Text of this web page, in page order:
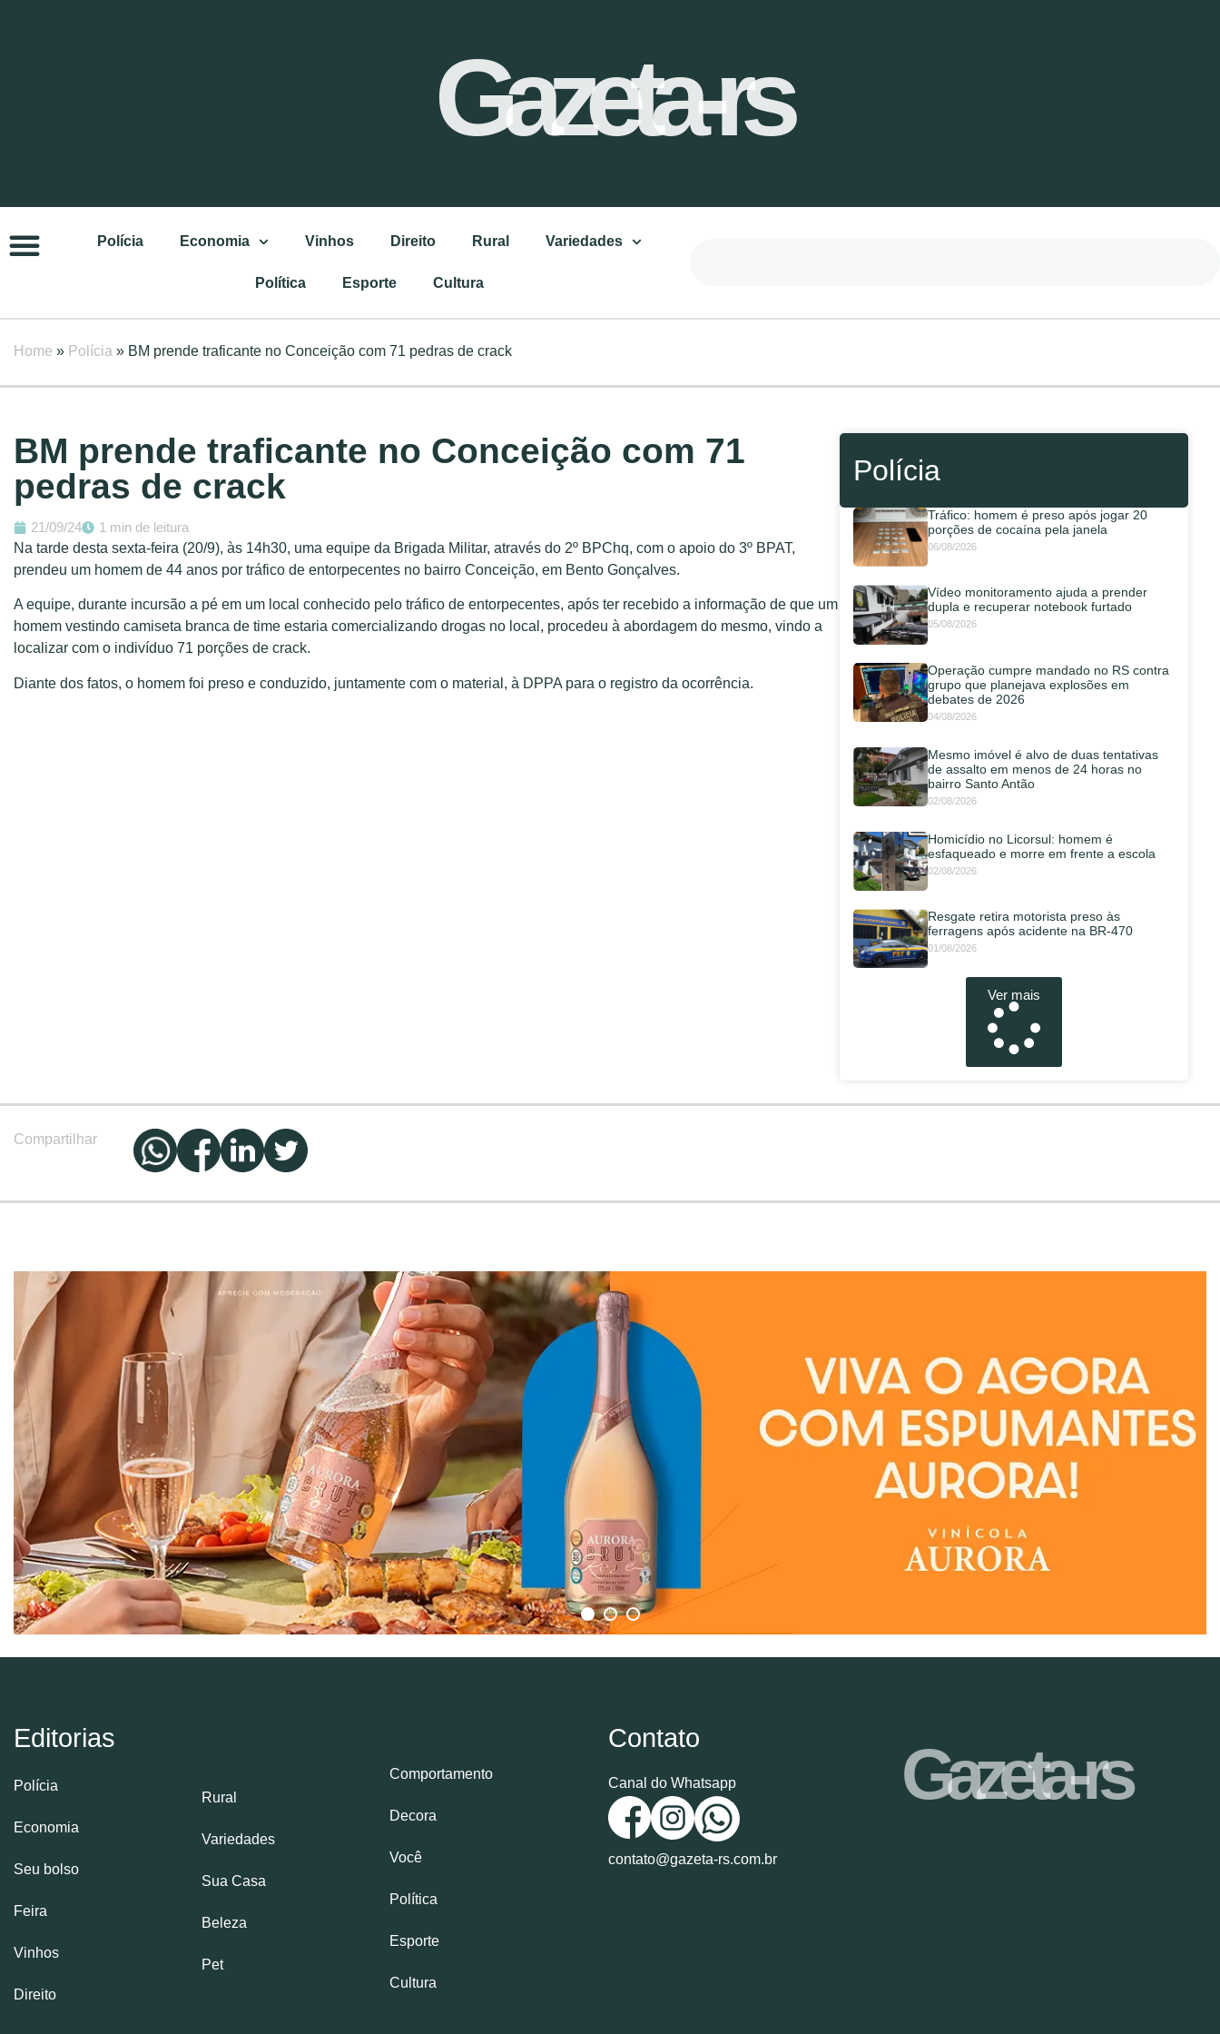
Gazeta-rs
Polícia Economia Vinhos Direito Rural Variedades
Política Esporte Cultura
Home » Polícia » BM prende traficante no Conceição com 71 pedras de crack
BM prende traficante no Conceição com 71
pedras de crack
21/09/24
1 min de leitura
Na tarde desta sexta-feira (20/9), às 14h30, uma equipe da Brigada Militar, através do 2º BPChq, com o apoio do 3º BPAT,
prendeu um homem de 44 anos por tráfico de entorpecentes no bairro Conceição, em Bento Gonçalves.
A equipe, durante incursão a pé em um local conhecido pelo tráfico de entorpecentes, após ter recebido a informação de que um
homem vestindo camiseta branca de time estaria comercializando drogas no local, procedeu à abordagem do mesmo, vindo a
localizar com o indivíduo 71 porções de crack.
Diante dos fatos, o homem foi preso e conduzido, juntamente com o material, à DPPA para o registro da ocorrência.
Polícia
Tráfico: homem é preso após jogar 20
porções de cocaína pela janela
06/08/2026
Vídeo monitoramento ajuda a prender
dupla e recuperar notebook furtado
05/08/2026
Operação cumpre mandado no RS contra
grupo que planejava explosões em
debates de 2026
04/08/2026
Mesmo imóvel é alvo de duas tentativas
de assalto em menos de 24 horas no
bairro Santo Antão
02/08/2026
Homicídio no Licorsul: homem é
esfaqueado e morre em frente a escola
02/08/2026
Resgate retira motorista preso às
ferragens após acidente na BR-470
01/08/2026
Ver mais
Compartilhar
Editorias
Polícia
Economia
Seu bolso
Feira
Vinhos
Direito
Rural
Variedades
Sua Casa
Beleza
Pet
Comportamento
Decora
Você
Política
Esporte
Cultura
Contato
Canal do Whatsapp
contato@gazeta-rs.com.br
Gazeta-rs